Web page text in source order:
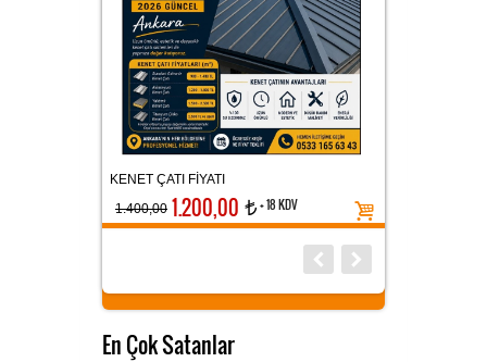
MANTOLAMA DÜBELİ ÇELİK ÇİVİLİ
En Çok Satanlar